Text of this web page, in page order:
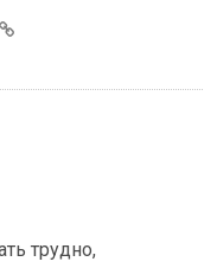
трудно,